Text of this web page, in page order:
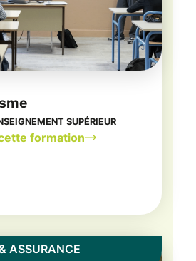
SUPÉRIEUR
formation
ASSURANCE